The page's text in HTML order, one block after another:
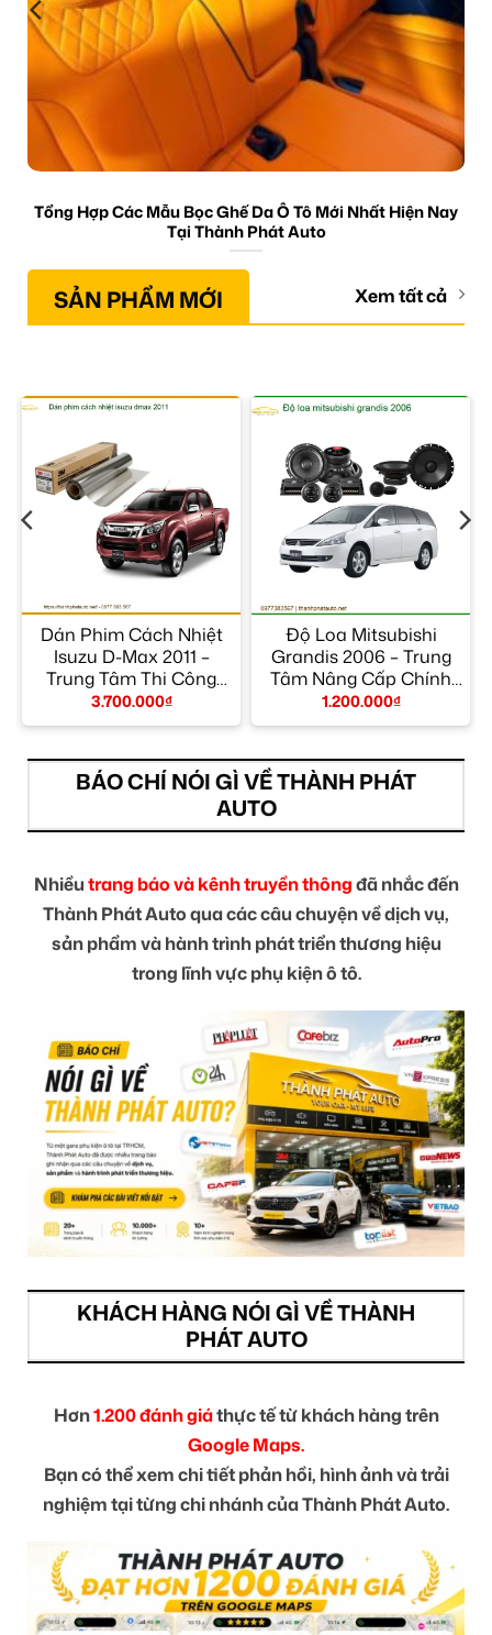
Tổng Hợp Các Mẫu Bọc Ghế Da Ô Tô Mới Nhất Hiện Nay
Tại Thành Phát Auto
SẢN PHẨM MỚI Xem tất cả
Dán Phim Cách Nhiệt
Isuzu D-Max 2011 –
Trung Tâm Thi Công
Chính Hãng TPHCM
3.700.000₫
Độ Loa Mitsubishi
Grandis 2006 – Trung
Tâm Nâng Cấp Chính
Hãng TPHCM
1.200.000₫
BÁO CHÍ NÓI GÌ VỀ THÀNH PHÁT
AUTO
Nhiềutrang báo và kênh truyền thôngđã nhắc đến
Thành Phát Auto qua các câu chuyện về dịch vụ,
sản phẩm và hành trình phát triển thương hiệu
trong lĩnh vực phụ kiện ô tô.
KHÁCH HÀNG NÓI GÌ VỀ THÀNH
PHÁT AUTO
Hơn1.200 đánh giáthực tế từ khách hàng trên
Google Maps.
Bạn có thể xem chi tiết phản hồi, hình ảnh và trải
nghiệm tại từng chi nhánh của Thành Phát Auto.